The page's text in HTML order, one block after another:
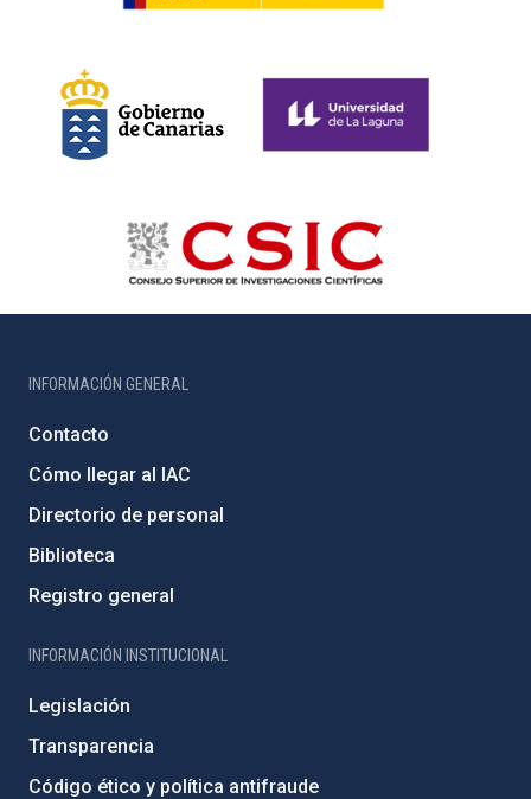
INFORMACIÓN GENERAL
Contacto
Cómo llegar al IAC
Directorio de personal
Biblioteca
Registro general
INFORMACIÓN INSTITUCIONAL
Legislación
Transparencia
Código ético y política antifraude